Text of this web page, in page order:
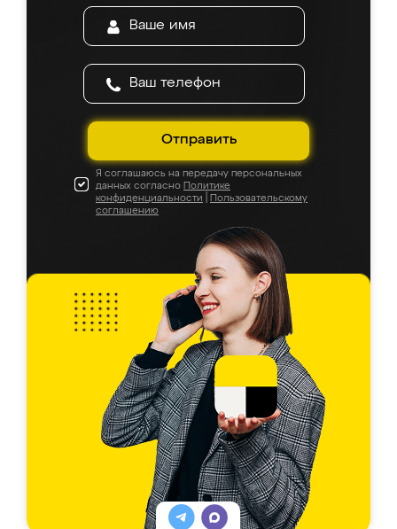
Отправить
Я соглашаюсь на передачу персональных
данных согласно Политике
конфиденциальности
Пользовательскому
соглашению